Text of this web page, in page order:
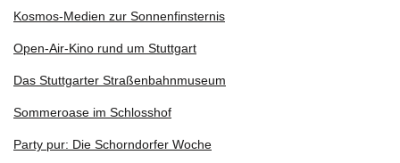
Kosmos-Medien zur Sonnenfinsternis
Open-Air-Kino rund um Stuttgart
Das Stuttgarter Straßenbahnmuseum
Sommeroase im Schlosshof
Party pur: Die Schorndorfer Woche